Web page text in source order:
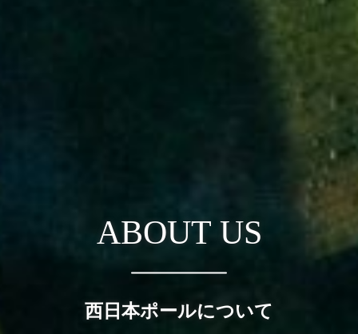
詳しくはこちら
九州の街づくりを
ABOUT US
西日本ポールについて
詳しくはこちら